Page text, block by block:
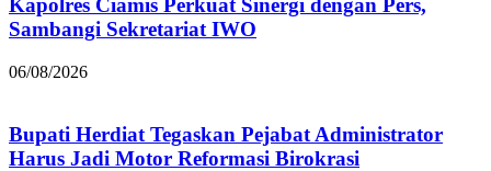
Kapolres Ciamis Perkuat Sinergi dengan Pers,
Sambangi Sekretariat IWO
06/08/2026
Bupati Herdiat Tegaskan Pejabat Administrator
Harus Jadi Motor Reformasi Birokrasi